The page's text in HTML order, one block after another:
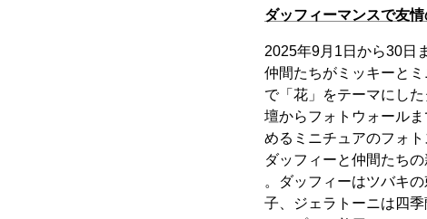
ダッフィーマンスで友
2025年9月1日から30日
仲間たちがミッキーと
で「花」をテーマにし
壇からフォトウォール
めるミニチュアのフォト
ダッフィーと仲間たち
。ダッフィーはツバキ
子、ジェラトーニは四